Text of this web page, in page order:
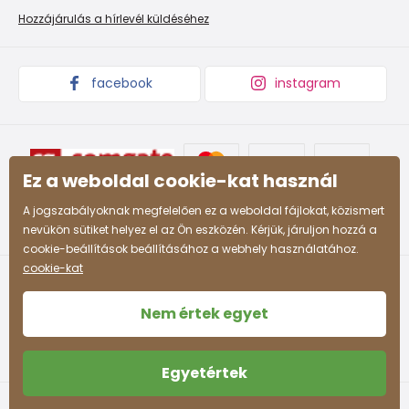
Áruk begyűjtése
Hozzájárulás a hírlevél küldéséhez
facebook instagram
Ez a weboldal cookie-kat használ
A jogszabályoknak megfelelően ez a weboldal fájlokat, közismert
nevükön sütiket helyez el az Ön eszközén. Kérjük, járuljon hozzá a
cookie-beállítások beállításához a webhely használatához.
cookie-kat
Nem értek egyet
Egyetértek